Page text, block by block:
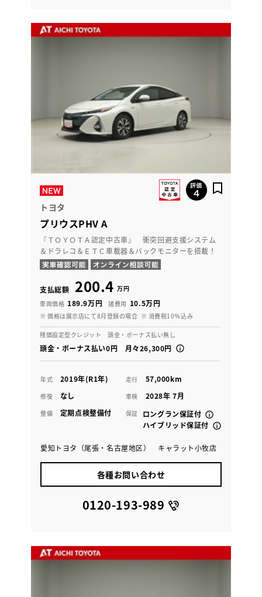
トヨタ
プリウスPHV A
『ＴＯＹＯＴＡ認定中古車』 衝突回避支援システム
＆ドラレコ＆ＥＴＣ車載器＆バックモニターを搭載！
支払総額 200.4 万円
車両価格 189.9万円 諸費用 10.5万円
※ 価格は展示店にて8月登録の場合 ※ 消費税10％込み
残価設定型クレジット 頭金・ボーナス払い無し
頭金・ボーナス払い0円 月々26,300円
年式 2019年(R1年) 走行 57,000km
修復 なし 車検 2028年 7月
整備 定期点検整備付 保証
ロングラン保証付
ハイブリッド保証付
愛知トヨタ（尾張・名古屋地区） キャラット小牧店
各種お問い合わせ
0120-193-989